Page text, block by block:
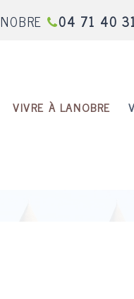
04 71 40
VIVRE À LANOBRE